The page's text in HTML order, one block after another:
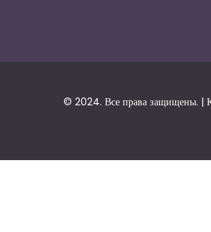
© 2024. Все права защищены. |